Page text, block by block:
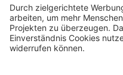
WWF Deutschland
Reinhardtstr. 18
10117 Berlin